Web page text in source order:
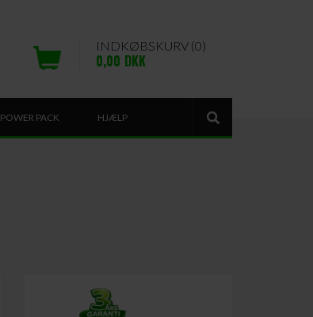
INDKØBSKURV (0)
0,00 DKK
POWER PACK HJÆLP